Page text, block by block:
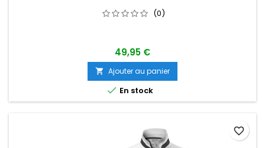
(0)
49,95 €
 Ajouter au panier
 En stock
favorite_border